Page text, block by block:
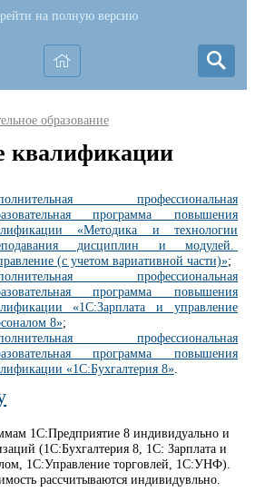
на полную версию
образование
профессиональная
программа повышения
«Методика и технологии
дисциплин и модулей.
(с учетом вариативной части)»;
профессиональная
программа повышения
«1С:Зарплата и управление
8»;
профессиональная
программа повышения
«1С:Бухгалтерия 8».
1С:Предприятие 8 индивидуально и
(1С:Бухгалтерия 8, 1С: Зарплата и
1С:Управление торговлей, 1С:УНФ).
рассчитываются индивидувльно.